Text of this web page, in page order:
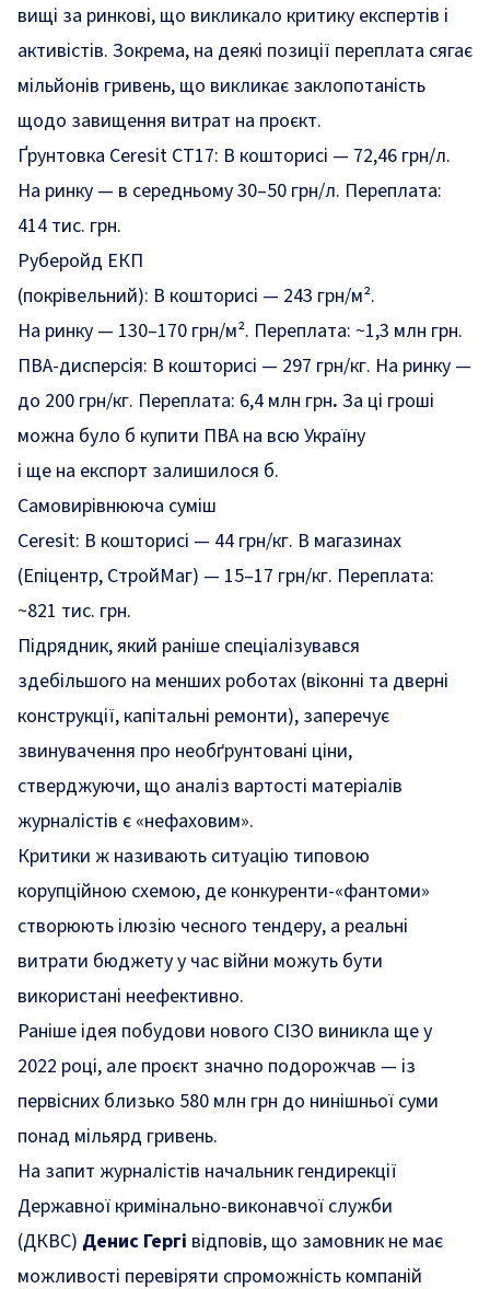
вищі за ринкові, що викликало критику експертів і
активістів. Зокрема, на деякі позиції переплата сягає
мільйонів гривень, що викликає заклопотаність
щодо завищення витрат на проєкт.
Ґрунтовка Ceresit CT17: В кошторисі — 72,46 грн/л.
На ринку — в середньому 30–50 грн/л. Переплата:
414 тис. грн.
Руберойд ЕКП
(покрівельний): В кошторисі — 243 грн/м².
На ринку — 130–170 грн/м². Переплата: ~1,3 млн грн.
ПВА-дисперсія: В кошторисі — 297 грн/кг. На ринку —
до 200 грн/кг. Переплата: 6,4 млн грн. За ці гроші
можна було б купити ПВА на всю Україну
і ще на експорт залишилося б.
Самовирівнююча суміш
Ceresit: В кошторисі — 44 грн/кг. В магазинах
(Епіцентр, СтройМаг) — 15–17 грн/кг. Переплата:
~821 тис. грн.
Підрядник, який раніше спеціалізувався
здебільшого на менших роботах (віконні та дверні
конструкції, капітальні ремонти), заперечує
звинувачення про необґрунтовані ціни,
стверджуючи, що аналіз вартості матеріалів
журналістів є «нефаховим».
Критики ж називають ситуацію типовою
корупційною схемою, де конкуренти-«фантоми»
створюють ілюзію чесного тендеру, а реальні
витрати бюджету у час війни можуть бути
використані неефективно.
Раніше ідея побудови нового СІЗО виникла ще у
2022 році, але проєкт значно подорожчав — із
первісних близько 580 млн грн до нинішньої суми
понад мільярд гривень.
На запит журналістів начальник гендирекції
Державної кримінально-виконавчої служби
(ДКВС) Денис Гергі відповів, що замовник не має
можливості перевіряти спроможність компаній